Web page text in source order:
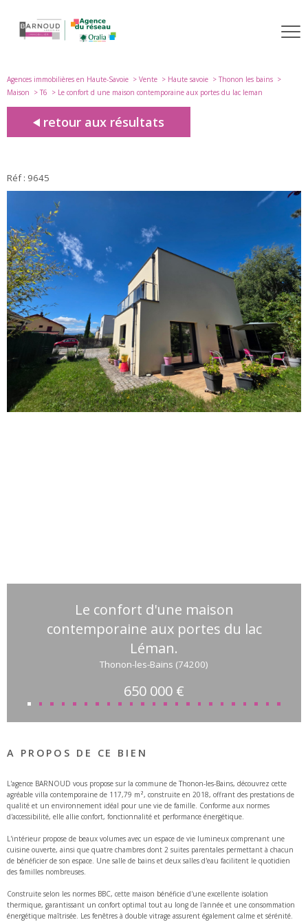
Agences immobilières en Haute-Savoie Vente Haute savoie
Thonon les bains
Maison
T6 Le confort d une maison contemporaine aux portes du lac leman
retour aux résultats
Réf : 9645
Le confort d'une maison
contemporaine aux portes du lac
Léman.
Thonon-les-Bains (74200)
650 000 €
A PROPOS DE CE BIEN
L'agence BARNOUD vous propose sur la commune de Thonon-les-Bains, découvrez cette
agréable villa contemporaine de 117,79 m², construite en 2018, offrant des prestations de
qualité et un environnement idéal pour une vie de famille. Conforme aux normes
d'accessibilité, elle allie confort, fonctionnalité et performance énergétique.
L'intérieur propose de beaux volumes avec un espace de vie lumineux comprenant une
cuisine ouverte, ainsi que quatre chambres dont 2 suites parentales permettant à chacun
de bénéficier de son espace. Une salle de bains et deux salles d'eau facilitent le quotidien
des familles nombreuses.
Construite selon les normes BBC, cette maison bénéficie d'une excellente isolation
thermique, garantissant un confort optimal tout au long de l'année et une consommation
énergétique maîtrisée. Les fenêtres à double vitrage assurent également calme et sérénité.